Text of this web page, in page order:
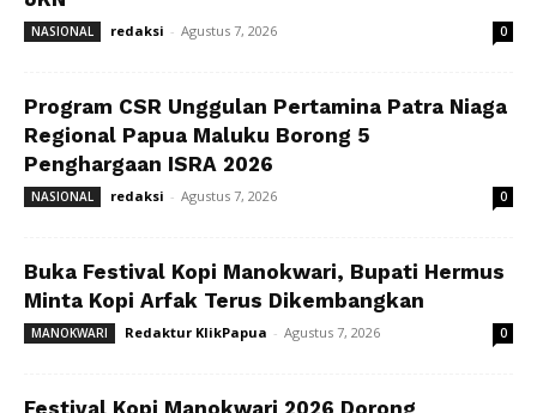
NASIONAL redaksi - Agustus 7, 2026 0
Program CSR Unggulan Pertamina Patra Niaga
Regional Papua Maluku Borong 5
Penghargaan ISRA 2026
NASIONAL redaksi - Agustus 7, 2026 0
Buka Festival Kopi Manokwari, Bupati Hermus
Minta Kopi Arfak Terus Dikembangkan
MANOKWARI Redaktur KlikPapua - Agustus 7, 2026 0
Festival Kopi Manokwari 2026 Dorong